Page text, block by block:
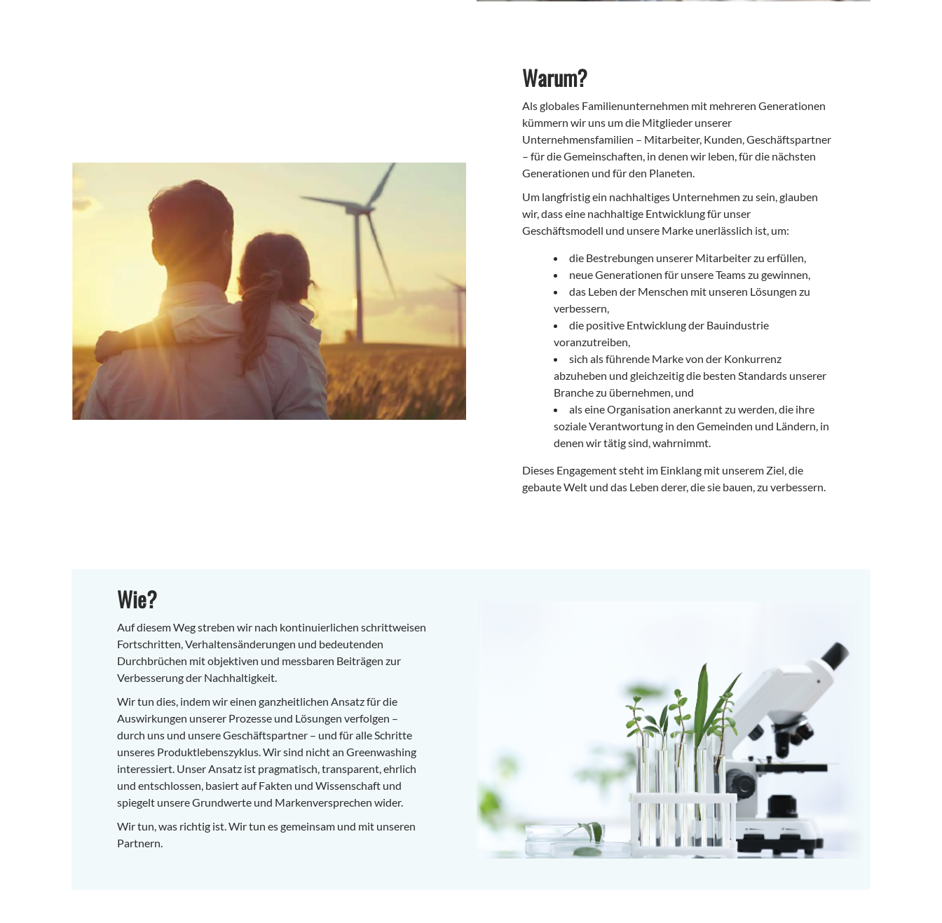
Warum?
Als globales Familienunternehmen mit mehreren Generationen
kümmern wir uns um die Mitglieder unserer
Unternehmensfamilien – Mitarbeiter, Kunden, Geschäftspartner
– für die Gemeinschaften, in denen wir leben, für die nächsten
Generationen und für den Planeten.
Um langfristig ein nachhaltiges Unternehmen zu sein, glauben
wir, dass eine nachhaltige Entwicklung für unser
Geschäftsmodell und unsere Marke unerlässlich ist, um:
die Bestrebungen unserer Mitarbeiter zu erfüllen,
neue Generationen für unsere Teams zu gewinnen,
das Leben der Menschen mit unseren Lösungen zu
verbessern,
die positive Entwicklung der Bauindustrie
voranzutreiben,
sich als führende Marke von der Konkurrenz
abzuheben und gleichzeitig die besten Standards unserer
Branche zu übernehmen, und
als eine Organisation anerkannt zu werden, die ihre
soziale Verantwortung in den Gemeinden und Ländern, in
denen wir tätig sind, wahrnimmt.
Dieses Engagement steht im Einklang mit unserem Ziel, die
gebaute Welt und das Leben derer, die sie bauen, zu verbessern.
Wie?
Auf diesem Weg streben wir nach kontinuierlichen schrittweisen
Fortschritten, Verhaltensänderungen und bedeutenden
Durchbrüchen mit objektiven und messbaren Beiträgen zur
Verbesserung der Nachhaltigkeit.
Wir tun dies, indem wir einen ganzheitlichen Ansatz für die
Auswirkungen unserer Prozesse und Lösungen verfolgen –
durch uns und unsere Geschäftspartner – und für alle Schritte
unseres Produktlebenszyklus. Wir sind nicht an Greenwashing
interessiert. Unser Ansatz ist pragmatisch, transparent, ehrlich
und entschlossen, basiert auf Fakten und Wissenschaft und
spiegelt unsere Grundwerte und Markenversprechen wider.
Wir tun, was richtig ist. Wir tun es gemeinsam und mit unseren
Partnern.